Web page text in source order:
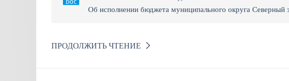
Об исполнении бюджета муниципального округа Северный
ПРОДОЛЖИТЬ ЧТЕНИЕ